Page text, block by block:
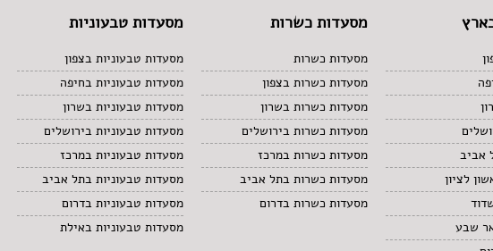
אביב
לציון
שבע
מסעדות כשרות
מסעדות כשרות
מסעדות כשרות בצפון
מסעדות כשרות בשרון
מסעדות כשרות בירושלים
מסעדות כשרות במרכז
מסעדות כשרות בתל אביב
מסעדות כשרות בדרום
מסעדות טבעוניות
מסעדות טבעוניות בצפון
מסעדות טבעוניות בחיפה
מסעדות טבעוניות בשרון
מסעדות טבעוניות בירושלים
מסעדות טבעוניות במרכז
מסעדות טבעוניות בתל אביב
מסעדות טבעוניות בדרום
מסעדות טבעוניות באילת